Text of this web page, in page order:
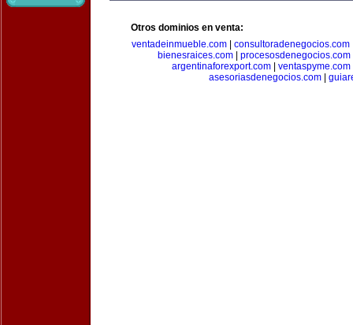
Otros dominios en venta:
ventadeinmueble.com| consultoradenegocios.com
bienesraices.com
procesosdenegocios.com
argentinaforexport.com| ventaspyme.com
asesoriasdenegocios.com|